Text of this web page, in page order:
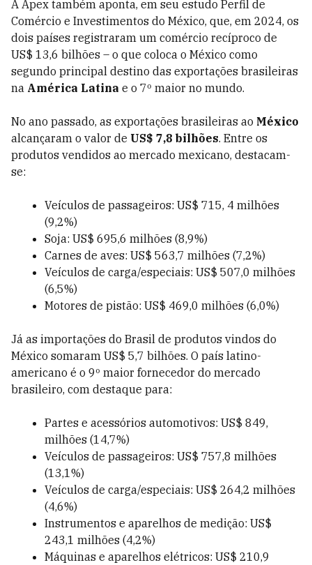
A Apex também aponta, em seu estudo Perfil de
Comércio e Investimentos do México, que, em 2024, os
dois países registraram um comércio recíproco de
US$ 13,6 bilhões – o que coloca o México como
segundo principal destino das exportações brasileiras
na América Latina e o 7º maior no mundo.
No ano passado, as exportações brasileiras ao México
alcançaram o valor de US$ 7,8 bilhões. Entre os
produtos vendidos ao mercado mexicano, destacam-
se:
Veículos de passageiros: US$ 715, 4 milhões
(9,2%)
Soja: US$ 695,6 milhões (8,9%)
Carnes de aves: US$ 563,7 milhões (7,2%)
Veículos de carga/especiais: US$ 507,0 milhões
(6,5%)
Motores de pistão: US$ 469,0 milhões (6,0%)
Já as importações do Brasil de produtos vindos do
México somaram US$ 5,7 bilhões. O país latino-
americano é o 9º maior fornecedor do mercado
brasileiro, com destaque para:
Partes e acessórios automotivos: US$ 849,
milhões (14,7%)
Veículos de passageiros: US$ 757,8 milhões
(13,1%)
Veículos de carga/especiais: US$ 264,2 milhões
(4,6%)
Instrumentos e aparelhos de medição: US$
243,1 milhões (4,2%)
Máquinas e aparelhos elétricos: US$ 210,9